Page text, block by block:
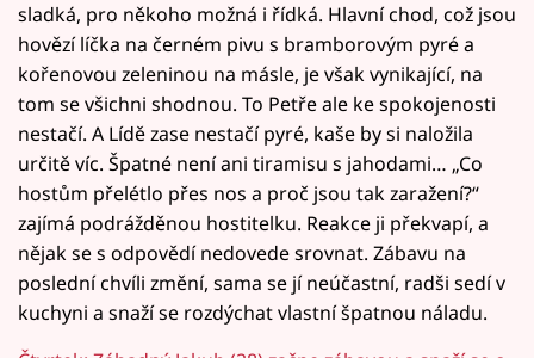
sladká, pro někoho možná i řídká. Hlavní chod, což jsou
hovězí líčka na černém pivu s bramborovým pyré a
kořenovou zeleninou na másle, je však vynikající, na
tom se všichni shodnou. To Petře ale ke spokojenosti
nestačí. A Lídě zase nestačí pyré, kaše by si naložila
určitě víc. Špatné není ani tiramisu s jahodami… „Co
hostům přelétlo přes nos a proč jsou tak zaražení?“
zajímá podrážděnou hostitelku. Reakce ji překvapí, a
nějak se s odpovědí nedovede srovnat. Zábavu na
poslední chvíli změní, sama se jí neúčastní, radši sedí v
kuchyni a snaží se rozdýchat vlastní špatnou náladu.